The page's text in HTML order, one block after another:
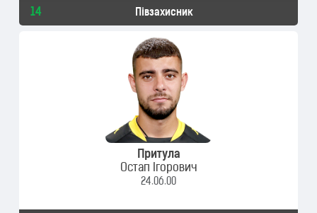
14 Півзахисник
Притула
Остап Ігорович
24.06.00